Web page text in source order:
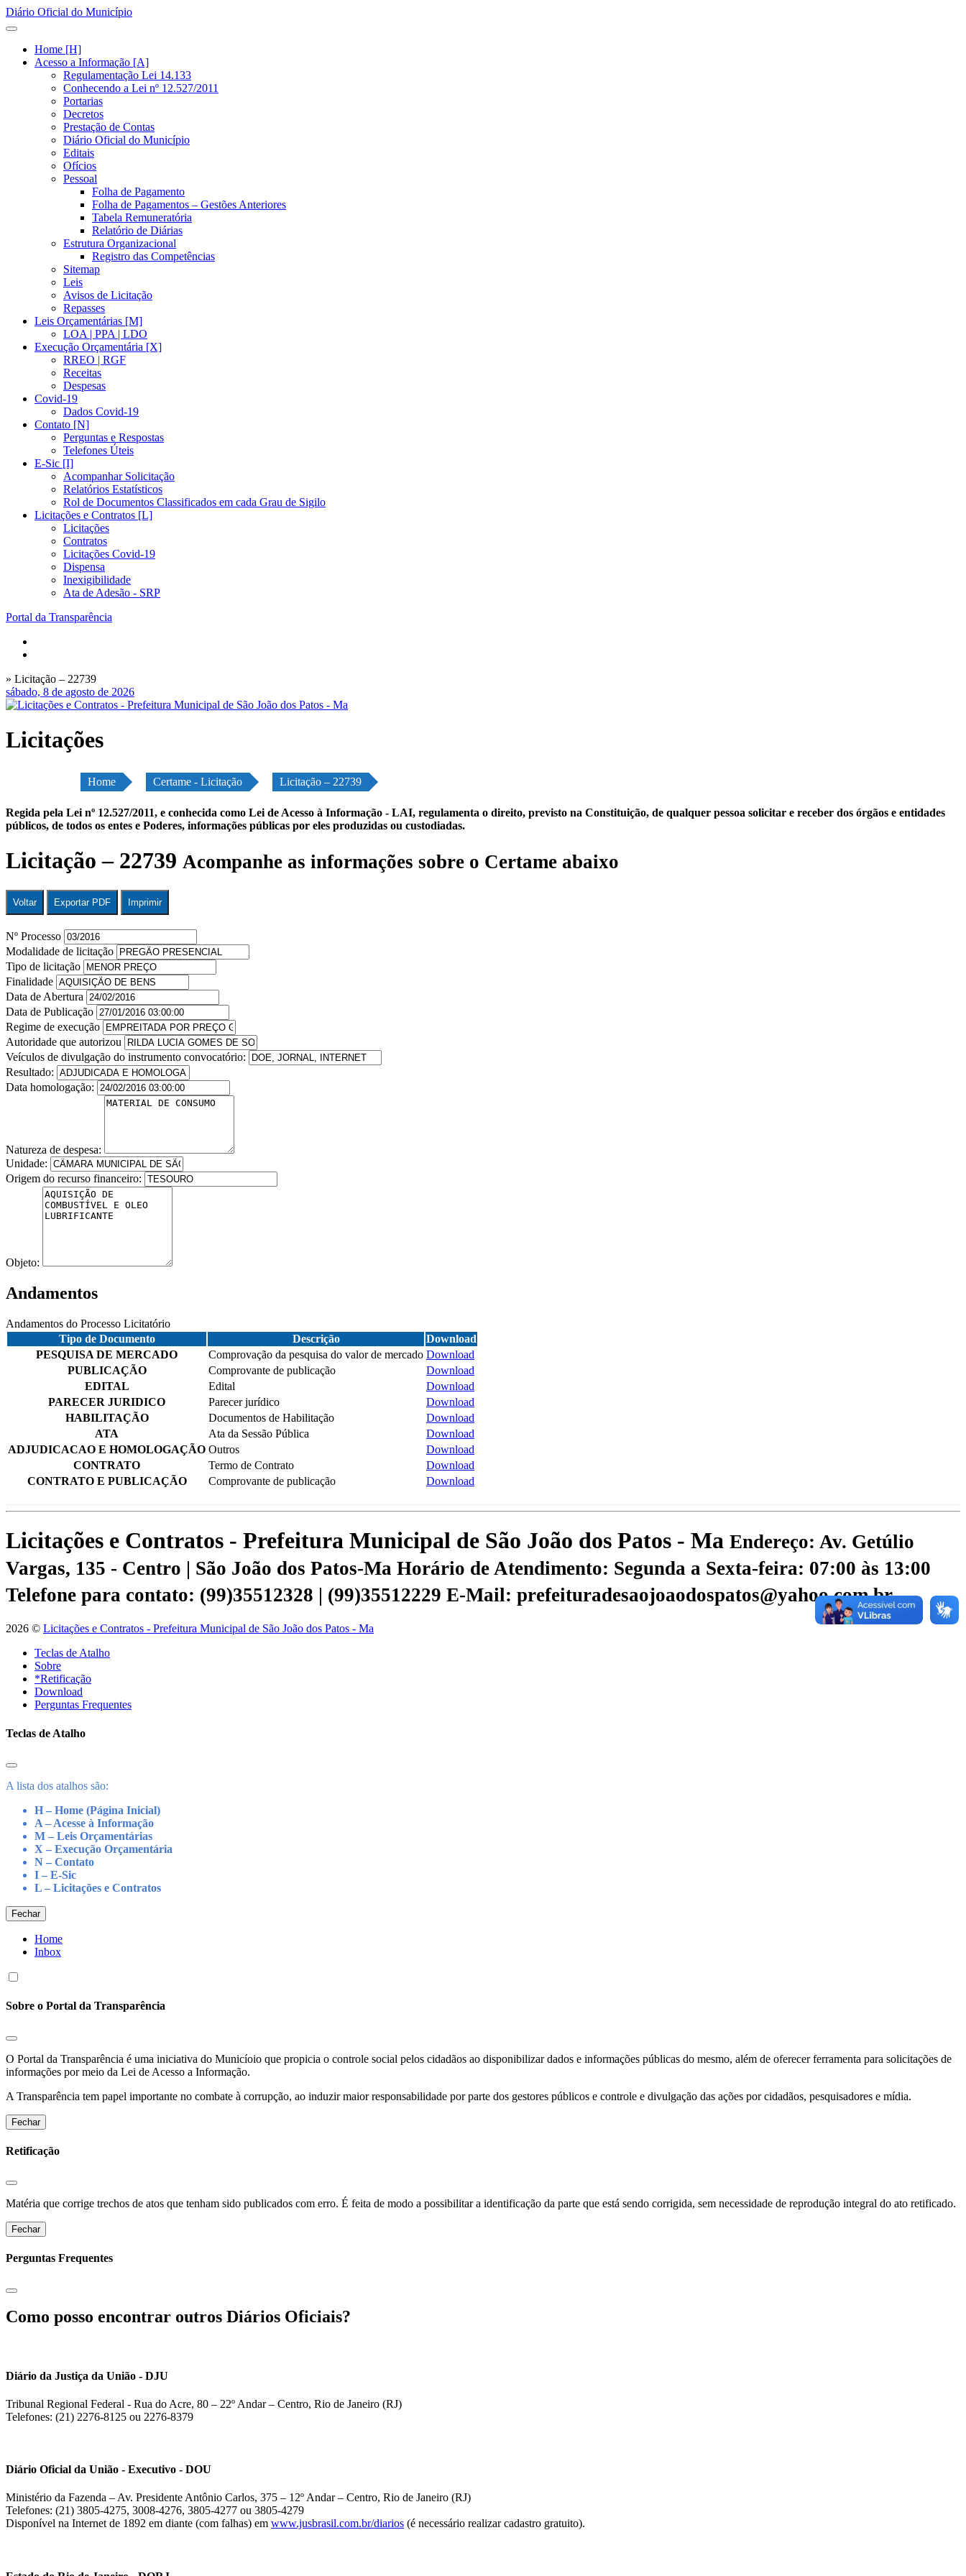
Diário Oficial do Município
Home [H]
Acesso a Informação [A]
Regulamentação Lei 14.133
Conhecendo a Lei nº 12.527/2011
Portarias
Decretos
Prestação de Contas
Diário Oficial do Município
Editais
Ofícios
Pessoal
Folha de Pagamento
Folha de Pagamentos – Gestões Anteriores
Tabela Remuneratória
Relatório de Diárias
Estrutura Organizacional
Registro das Competências
Sitemap
Leis
Avisos de Licitação
Repasses
Leis Orçamentárias [M]
LOA | PPA | LDO
Execução Orçamentária [X]
RREO | RGF
Receitas
Despesas
Covid-19
Dados Covid-19
Contato [N]
Perguntas e Respostas
Telefones Úteis
E-Sic [I]
Acompanhar Solicitação
Relatórios Estatísticos
Rol de Documentos Classificados em cada Grau de Sigilo
Licitações e Contratos [L]
Licitações
Contratos
Licitações Covid-19
Dispensa
Inexigibilidade
Ata de Adesão - SRP
Portal da Transparência
» Licitação – 22739
sábado, 8 de agosto de 2026
Licitações
Home Certame - Licitação Licitação – 22739
Regida pela Lei nº 12.527/2011, e conhecida como Lei de Acesso à Informação - LAI, regulamenta o direito, previsto na Constituição, de qualquer pessoa solicitar e receber dos órgãos e entidades
públicos, de todos os entes e Poderes, informações públicas por eles produzidas ou custodiadas.
Licitação – 22739 Acompanhe as informações sobre o Certame abaixo
Voltar Exportar PDF Imprimir
Nº Processo
Modalidade de licitação
Tipo de licitação
Finalidade
Data de Abertura
Data de Publicação
Regime de execução
Autoridade que autorizou
Veículos de divulgação do instrumento convocatório:
Resultado:
Data homologação:
Natureza de despesa:
Unidade:
Origem do recurso financeiro:
Objeto:
Andamentos
Andamentos do Processo Licitatório
Tipo de Documento
Descrição
Download
PESQUISA DE MERCADO
Comprovação da pesquisa do valor de mercado Download
PUBLICAÇÃO
Comprovante de publicação
Download
EDITAL
Edital
Download
PARECER JURIDICO
Parecer jurídico
Download
HABILITAÇÃO
Documentos de Habilitação
Download
ATA
Ata da Sessão Pública
Download
ADJUDICACAO E HOMOLOGAÇÃO Outros
Download
CONTRATO
Termo de Contrato
Download
CONTRATO E PUBLICAÇÃO
Comprovante de publicação Download
Licitações e Contratos - Prefeitura Municipal de São João dos Patos - Ma Endereço: Av. Getúlio
Vargas, 135 - Centro | São João dos Patos-Ma Horário de Atendimento: Segunda a Sexta-feira: 07:00 às 13:00
Telefone para contato: (99)35512328 | (99)35512229 E-Mail: prefeituradesaojoaodospatos@yahoo.com.br
2026 © Licitações e Contratos - Prefeitura Municipal de São João dos Patos - Ma
Teclas de Atalho
Sobre
*Retificação
Download
Perguntas Frequentes
Teclas de Atalho
A lista dos atalhos são:
H – Home (Página Inicial)
A – Acesse à Informação
M – Leis Orçamentárias
X – Execução Orçamentária
N – Contato
I – E-Sic
L – Licitações e Contratos
Fechar
Home
Inbox
Sobre o Portal da Transparência
O Portal da Transparência é uma iniciativa do Municíoio que propicia o controle social pelos cidadãos ao disponibilizar dados e informações públicas do mesmo, além de oferecer ferramenta para solicitações de
informações por meio da Lei de Acesso a Informação.
A Transparência tem papel importante no combate à corrupção, ao induzir maior responsabilidade por parte dos gestores públicos e controle e divulgação das ações por cidadãos, pesquisadores e mídia.
Fechar
Retificação
Matéria que corrige trechos de atos que tenham sido publicados com erro. É feita de modo a possibilitar a identificação da parte que está sendo corrigida, sem necessidade de reprodução integral do ato retificado.
Fechar
Perguntas Frequentes
Como posso encontrar outros Diários Oficiais?
Diário da Justiça da União - DJU
Tribunal Regional Federal - Rua do Acre, 80 – 22º Andar – Centro, Rio de Janeiro (RJ)
Telefones: (21) 2276-8125 ou 2276-8379
Diário Oficial da União - Executivo - DOU
Ministério da Fazenda – Av. Presidente Antônio Carlos, 375 – 12º Andar – Centro, Rio de Janeiro (RJ)
Telefones: (21) 3805-4275, 3008-4276, 3805-4277 ou 3805-4279
Disponível na Internet de 1892 em diante (com falhas) em www.jusbrasil.com.br/diarios (é necessário realizar cadastro gratuito).